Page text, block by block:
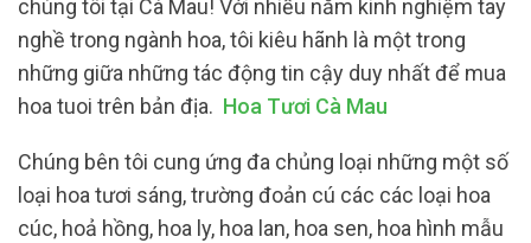
chúng tôi tại Cà Mau! Với nhiều năm kinh nghiệm tay
nghề trong ngành hoa, tôi kiêu hãnh là một trong
những giữa những tác động tin cậy duy nhất để mua
hoa tuoi trên bản địa. Hoa Tươi Cà Mau
Chúng bên tôi cung ứng đa chủng loại những một số
loại hoa tươi sáng, trường đoản cú các các loại hoa
cúc, hoả hồng, hoa ly, hoa lan, hoa sen, hoa hình mẫu